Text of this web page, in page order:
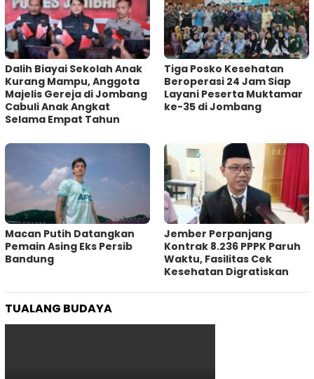
Dalih Biayai Sekolah Anak
Kurang Mampu, Anggota
Majelis Gereja di Jombang
Cabuli Anak Angkat
Selama Empat Tahun
Tiga Posko Kesehatan
Beroperasi 24 Jam Siap
Layani Peserta Muktamar
ke-35 di Jombang
Macan Putih Datangkan
Pemain Asing Eks Persib
Bandung
Jember Perpanjang
Kontrak 8.236 PPPK Paruh
Waktu, Fasilitas Cek
Kesehatan Digratiskan
TUALANG BUDAYA